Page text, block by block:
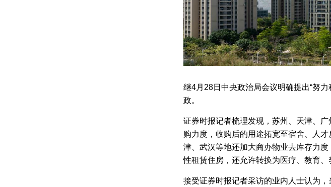
继4月28日中央政治局会议明确提出“努
政。
证券时报记者梳理发现，苏州、天津、
购力度，收购后的用途拓宽至宿舍、人
津、武汉等地还加大商办物业去库存力
性租赁住房，还允许转换为医疗、教育、
接受证券时报记者采访的业内人士认为